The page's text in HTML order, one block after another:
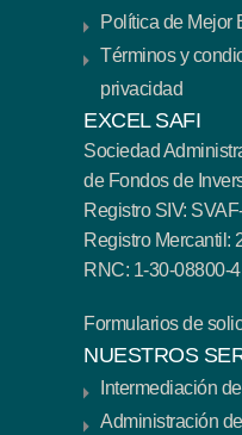
Política de Mejor
Términos y
privacidad
EXCEL SAFI
Sociedad
de Fondos de
Registro SIV:
Registro Mercantil:
RNC: 1-30-08800-4
Formularios de
NUESTROS
Intermediación
Administración